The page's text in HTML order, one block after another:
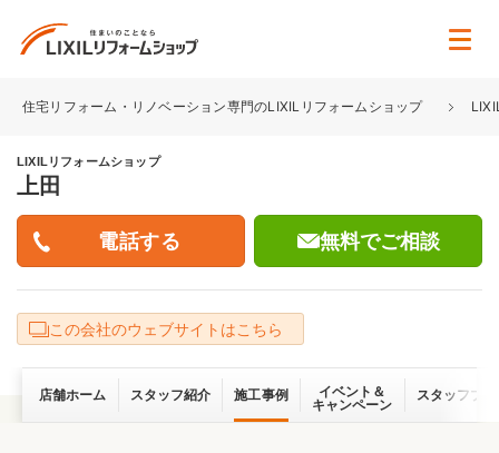
住宅リフォーム・リノベーション専門のLIXILリフォームショップ
LIXILリフォームショップ
上田
無料でご相談
この会社のウェブサイトはこちら
店舗ホーム スタッフ紹介 施工事例
イベント＆
キャンペーン
スタッフブ